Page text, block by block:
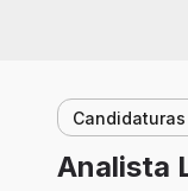
Analista